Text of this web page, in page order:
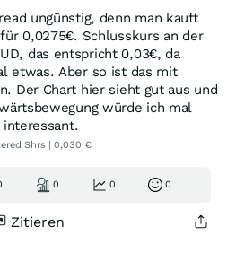
ungünstig, denn man kauft
0,0275€. Schlusskurs an der
das entspricht 0,03€, da
etwas. Aber so ist das mit
Der Chart hier sieht gut aus und
würde ich mal
interessant.
Shrs | 0,030 €
0 0 0
Zitieren